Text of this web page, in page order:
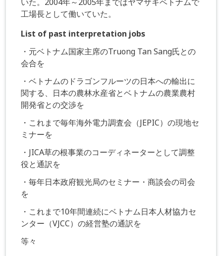
工場長として働いていた。
List of past interpretation jobs
・元ベトナム国家主席のTruong Tan Sang氏との
会合を
・ベトナムのドラゴンフルーツの日本への輸出に
関する、日本の農林水産省とベトナムの農業農村
開発省との交渉を
・これまで毎年海外電力調査会（JEPIC）の現地セ
ミナーを
・JICA草の根事業のコーディネーターとして調整
役と通訳を
・毎年日本政府観光局のセミナー・商談会の司会
を
・これまで10年間連続にベトナム日本人材協力セ
ンター（VJCC）の経営塾の通訳を
等々